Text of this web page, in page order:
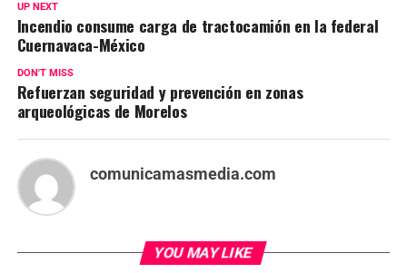
UP NEXT
Incendio consume carga de tractocamión en la federal
Cuernavaca-México
DON'T MISS
Refuerzan seguridad y prevención en zonas
arqueológicas de Morelos
comunicamasmedia.com
YOU MAY LIKE